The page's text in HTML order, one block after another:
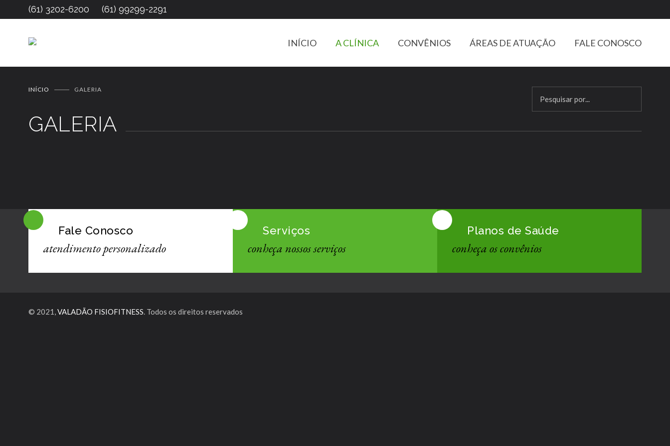
(61) 3202-6200 (61) 99299-2291
INÍCIO A CLÍNICA CONVÊNIOS ÁREAS DE ATUAÇÃO FALE CONOSCO
INÍCIO GALERIA
GALERIA
Fale Conosco
atendimento personalizado
Serviços
conheça nossos serviços
Planos de Saúde
conheça os convênios
© 2021,VALADÃO FISIOFITNESS. Todos os direitos reservados